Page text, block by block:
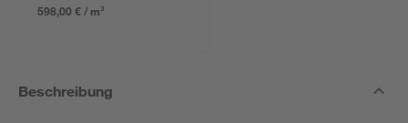
598,00 € / m³
Beschreibung